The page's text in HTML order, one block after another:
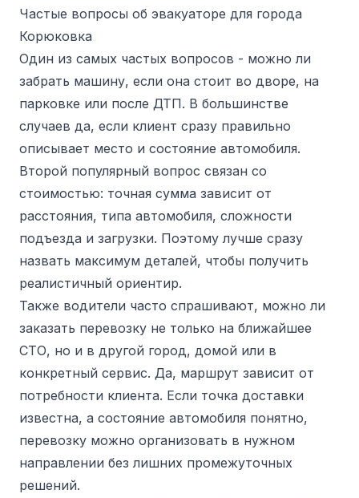
Частые вопросы об эвакуаторе для города
Корюковка
Один из самых частых вопросов - можно ли
забрать машину, если она стоит во дворе, на
парковке или после ДТП. В большинстве
случаев да, если клиент сразу правильно
описывает место и состояние автомобиля.
Второй популярный вопрос связан со
стоимостью: точная сумма зависит от
расстояния, типа автомобиля, сложности
подъезда и загрузки. Поэтому лучше сразу
назвать максимум деталей, чтобы получить
реалистичный ориентир.
Также водители часто спрашивают, можно ли
заказать перевозку не только на ближайшее
СТО, но и в другой город, домой или в
конкретный сервис. Да, маршрут зависит от
потребности клиента. Если точка доставки
известна, а состояние автомобиля понятно,
перевозку можно организовать в нужном
направлении без лишних промежуточных
решений.